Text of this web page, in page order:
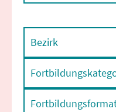
Bezirk